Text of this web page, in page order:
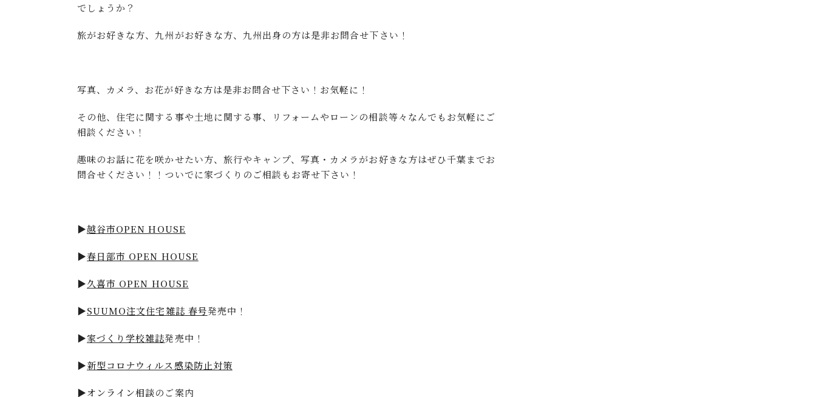
でしょうか？
旅がお好きな方、九州がお好きな方、九州出身の方は是非お問合せ下さい！
写真、カメラ、お花が好きな方は是非お問合せ下さい！お気軽に！
その他、住宅に関する事や土地に関する事、リフォームやローンの相談等々なんでもお気軽にご
相談ください！
趣味のお話に花を咲かせたい方、旅行やキャンプ、写真・カメラがお好きな方はぜひ千葉までお
問合せください！！ついでに家づくりのご相談もお寄せ下さい！
▶越谷市OPEN HOUSE
▶春日部市 OPEN HOUSE
▶久喜市 OPEN HOUSE
▶SUUMO注文住宅雑誌 春号発売中！
▶家づくり学校雑誌発売中！
▶新型コロナウィルス感染防止対策
▶オンライン相談のご案内